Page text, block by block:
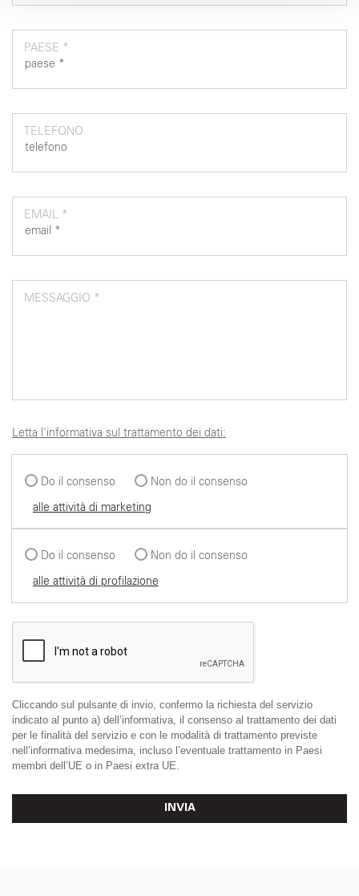
PAESE *
TELEFONO
EMAIL *
MESSAGGIO *
Letta l'informativa sul trattamento dei dati:
Do il consenso
Non do il consenso
alle attività di marketing
Do il consenso
Non do il consenso
alle attività di profilazione
Cliccando sul pulsante di invio, confermo la richiesta del servizio
indicato al punto a) dell’informativa, il consenso al trattamento dei dati
per le finalità del servizio e con le modalità di trattamento previste
nell’informativa medesima, incluso l’eventuale trattamento in Paesi
membri dell’UE o in Paesi extra UE.
INVIA